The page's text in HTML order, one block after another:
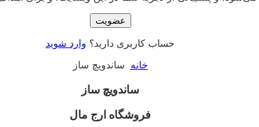
عضویت
حساب کاربری دارید؟ وارد شوید
خانه ساندویچ ساز
ساندویچ ساز
فروشگاه ارج مال